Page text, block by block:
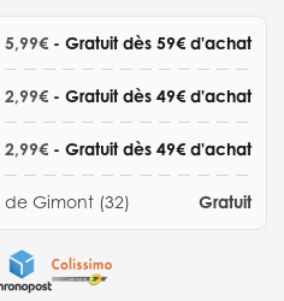
5,99€ - Gratuit dès 59€ d'achat
2,99€ - Gratuit dès 49€ d'achat
2,99€ - Gratuit dès 49€ d'achat
Gimont (32) Gratuit